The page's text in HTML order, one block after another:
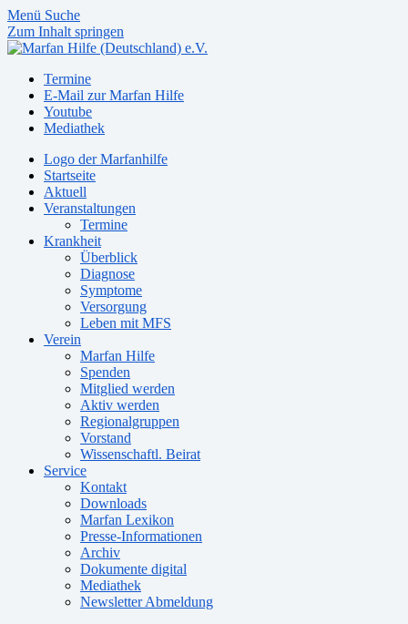
Menü Suche
Zum Inhalt springen
Termine
E-Mail zur Marfan Hilfe
Youtube
Mediathek
Logo der Marfanhilfe
Startseite
Aktuell
Veranstaltungen
Termine
Krankheit
Überblick
Diagnose
Symptome
Versorgung
Leben mit MFS
Verein
Marfan Hilfe
Spenden
Mitglied werden
Aktiv werden
Regionalgruppen
Vorstand
Wissenschaftl. Beirat
Service
Kontakt
Downloads
Marfan Lexikon
Presse-Informationen
Archiv
Dokumente digital
Mediathek
Newsletter Abmeldung